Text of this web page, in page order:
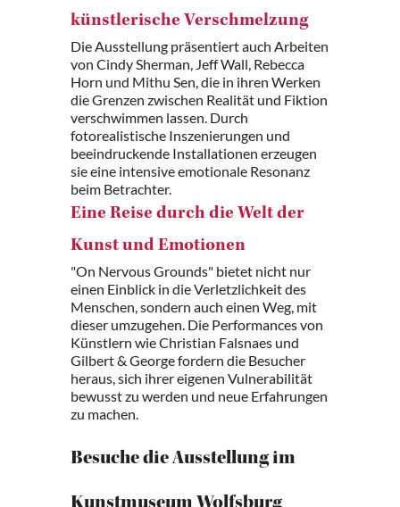
künstlerische Verschmelzung
Die Ausstellung präsentiert auch Arbeiten
von Cindy Sherman, Jeff Wall, Rebecca
Horn und Mithu Sen, die in ihren Werken
die Grenzen zwischen Realität und Fiktion
verschwimmen lassen. Durch
fotorealistische Inszenierungen und
beeindruckende Installationen erzeugen
sie eine intensive emotionale Resonanz
beim Betrachter.
Eine Reise durch die Welt der
Kunst und Emotionen
"On Nervous Grounds" bietet nicht nur
einen Einblick in die Verletzlichkeit des
Menschen, sondern auch einen Weg, mit
dieser umzugehen. Die Performances von
Künstlern wie Christian Falsnaes und
Gilbert & George fordern die Besucher
heraus, sich ihrer eigenen Vulnerabilität
bewusst zu werden und neue Erfahrungen
zu machen.
Besuche die Ausstellung im